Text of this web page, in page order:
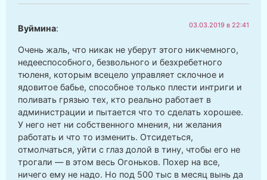
Вуймина: 03.03.2019 в 22:41
Очень жаль, что никак не уберут этого никчемного,
недееспособного, безвольного и безхребетного
тюленя, которым всецело управляет склочное и
ядовитое бабье, способное только плести интриги и
поливать грязью тех, кто реально работает в
администрации и пытается что то сделать хорошее.
У него нет ни собственного мнения, ни желания
работать и что то изменить. Отсидеться,
отмолчаться, уйти с глаз долой в тину, чтобы его не
трогали — в этом весь Огоньков. Похер на все,
ничего ему не надо. Но под 500 тыс в месяц вынь да